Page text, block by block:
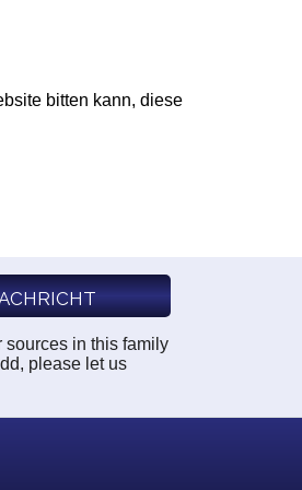
bitten kann, diese
sources in this family
please let us